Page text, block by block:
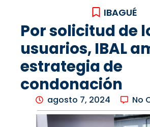
IBAGUÉ
Por solicitud de
usuarios, IBAL
estrategia de
condonación
agosto 7, 2024 No